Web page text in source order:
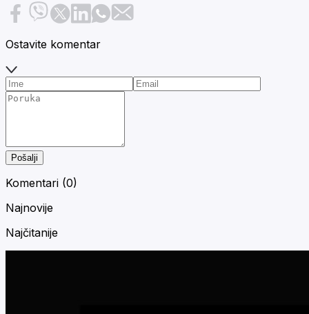
Ostavite komentar
Pošalji
Komentari (0)
Najnovije
Najčitanije